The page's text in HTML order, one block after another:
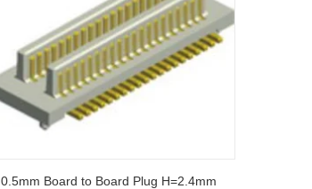
0.5mm Board to Board Plug H=2.4mm